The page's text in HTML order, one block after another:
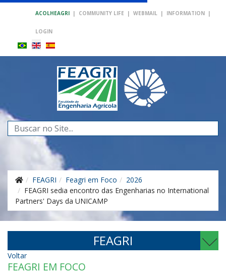
ACOLHEAGRI | COMMUNITY LIFE | WEBMAIL | INFORMATION |
LOGIN
Search
...
FEAGRI Feagri em Foco
2026
FEAGRI sedia encontro das Engenharias no International
Partners' Days da UNICAMP
FEAGRI
Voltar
FEAGRI EM FOCO